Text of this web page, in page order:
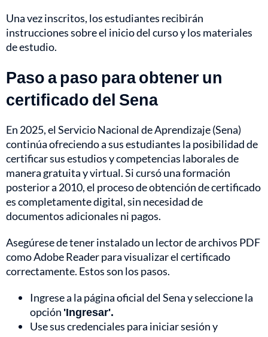
Una vez inscritos, los estudiantes recibirán
instrucciones sobre el inicio del curso y los materiales
de estudio.
Paso a paso para obtener un
certificado del Sena
En 2025, el Servicio Nacional de Aprendizaje (Sena)
continúa ofreciendo a sus estudiantes la posibilidad de
certificar sus estudios y competencias laborales de
manera gratuita y virtual. Si cursó una formación
posterior a 2010, el proceso de obtención de certificado
es completamente digital, sin necesidad de
documentos adicionales ni pagos.
Asegúrese de tener instalado un lector de archivos PDF
como Adobe Reader para visualizar el certificado
correctamente. Estos son los pasos.
Ingrese a la página oficial del Sena y seleccione la
opción 'Ingresar'.
Use sus credenciales para iniciar sesión y